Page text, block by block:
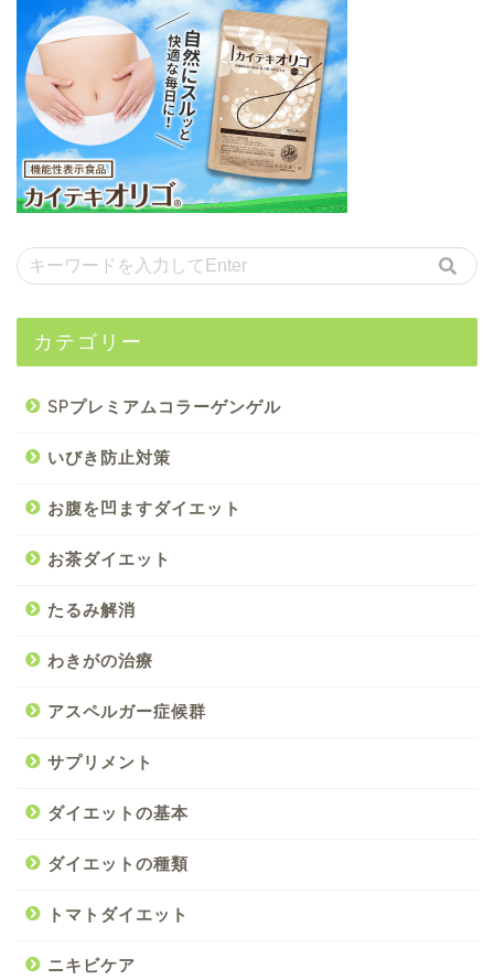
カテゴリー
SPプレミアムコラーゲンゲル
いびき防止対策
お腹を凹ますダイエット
お茶ダイエット
たるみ解消
わきがの治療
アスペルガー症候群
サプリメント
ダイエットの基本
ダイエットの種類
トマトダイエット
ニキビケア